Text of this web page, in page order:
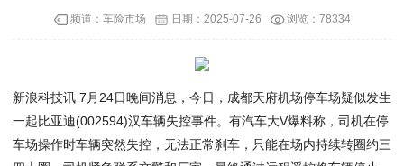
频道： 车险市场 日期： 2025-07-26 浏览：78334
新浪科技讯 7月 24日晚间消息，今日， 成都天府机场停车场疑似发生
一起比亚迪(002594)汉车辆失控事件。有汽车大V爆料称，司机在停
车场操作时车辆突然失控，无法正常刹车，只能在场内持续转圈约三